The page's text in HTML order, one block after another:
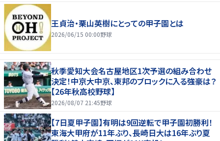
王貞治・栗山英樹にとっての甲子園とは
2026/06/15 00:00野球
秋季愛知大会名古屋地区1次予選の組み合わせ
決定！中京大中京、東邦のブロックに入る強豪は？
【26年秋高校野球】
2026/08/07 21:45野球
【7日夏甲子園】有明は9回逆転で甲子園初勝利！
東海大甲府が11年ぶり、長崎日大は16年ぶり夏